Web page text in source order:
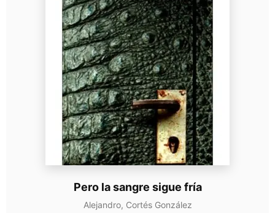
Pero la sangre sigue fría
Alejandro, Cortés González